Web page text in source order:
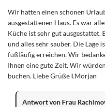
Wir hatten einen schönen
ausgestattenen Haus. Es war
Küche ist sehr gut ausgestattet.
und alles sehr sauber. Die Lage
fußläufig erreichen. Wir
Ihnen eine gute Zeit. Wir
buchen. Liebe Grüße I.Morjan
Antwort von Frau